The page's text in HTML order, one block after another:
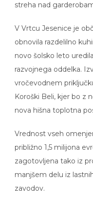
streha nad
V Vrtcu Jesenice je
obnovila razdelilno
novo šolsko leto
razvojnega oddelka.
vročevodnem
Koroški Beli, kjer bo z
nova hišna toplotna
Vrednost vseh
približno 1,5 milijona
zagotovljena tako iz
manjšem delu iz
zavodov.